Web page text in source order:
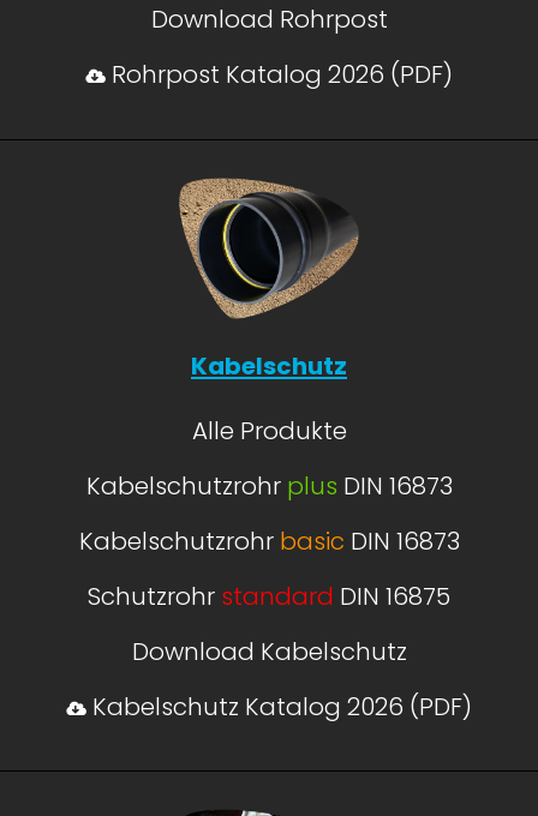
Download Rohrpost
Rohrpost Katalog 2026 (PDF)
Kabelschutz
Alle Produkte
Kabelschutzrohr plus DIN 16873
Kabelschutzrohr basic DIN 16873
Schutzrohr standard DIN 16875
Download Kabelschutz
Kabelschutz Katalog 2026 (PDF)